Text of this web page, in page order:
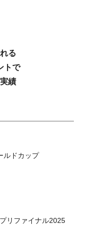
る
トで
績
ルドカップ
リファイナル2025